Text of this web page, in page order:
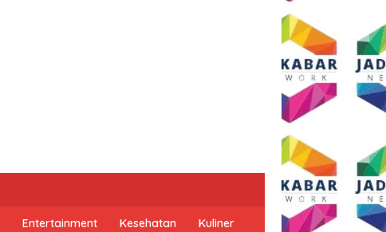
Entertainment Kesehatan Kuliner